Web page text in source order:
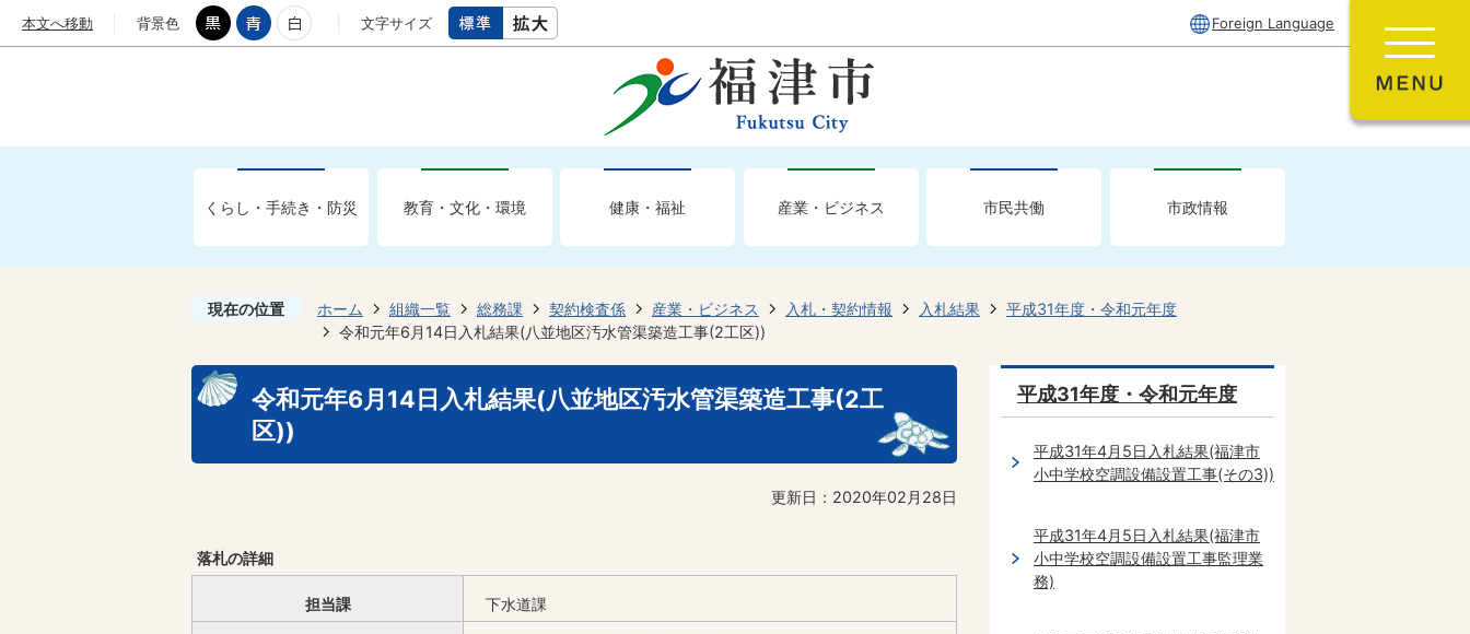
本文へ移動 背景色 文字サイズ Foreign Language
くらし・手続き・防災 教育・文化・環境 健康・福祉 産業・ビジネス 市民共働 市政情報
現在の位置 ホーム 組織一覧 総務課 契約検査係 産業・ビジネス 入札・契約情報 入札結果
平成31年度・令和元年度
令和元年6月14日入札結果(八並地区汚水管渠築造工事(2工区))
令和元年6月14日入札結果(八並地区汚水管渠築造工事(2工
区))
更新日：2020年02月28日
落札の詳細
担当課 下水道課
平成31年度・令和元年度
平成31年4月5日入札結果(福津市
小中学校空調設備設置工事(その3))
平成31年4月5日入札結果(福津市
小中学校空調設備設置工事監理業
務)